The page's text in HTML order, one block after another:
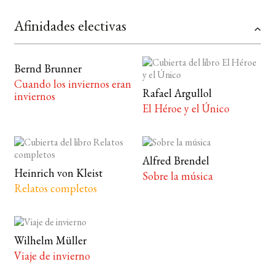
Afinidades electivas
Bernd Brunner
Cuando los inviernos eran
inviernos
Rafael Argullol
El Héroe y el Único
Heinrich von Kleist
Relatos completos
Alfred Brendel
Sobre la música
Wilhelm Müller
Viaje de invierno